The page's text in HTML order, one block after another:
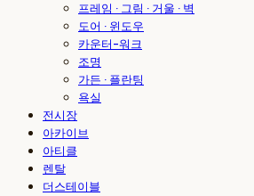
프레임 · 그림 · 거울 · 벽
도어 · 윈도우
카운터-워크
조명
가든 · 플란팅
욕실
전시장
아카이브
아티클
렌탈
더스테이블